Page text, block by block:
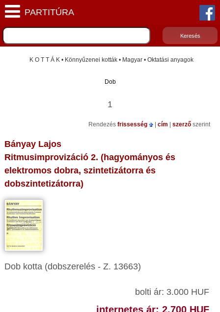
K O T T Á K • Könnyűzenei kották • Magyar • Oktatási anyagok
Dob
1
Rendezés frissesség cím szerző szerint
Bányay Lajos
Ritmusimprovizáció 2. (hagyományos és
elektromos dobra, szintetizátorra és
dobszintetizátorra)
Dob kotta (dobszerelés - Z. 13663)
bolti ár: 3.000 HUF
internetes ár: 2.700 HUF